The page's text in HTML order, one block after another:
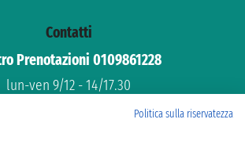
Contatti
Prenotazioni 0109861228
lun-ven 9/12 - 14/17.30
Politica sulla riservatezza